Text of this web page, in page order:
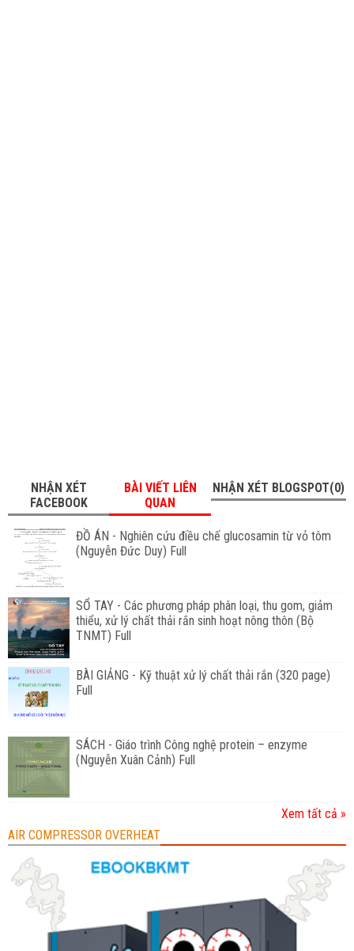
NHẬN XÉT
FACEBOOK
BÀI VIẾT LIÊN
QUAN
NHẬN XÉT BLOGSPOT(0)
ĐỒ ÁN - Nghiên cứu điều chế glucosamin từ vỏ tôm
(Nguyễn Đức Duy) Full
SỔ TAY - Các phương pháp phân loại, thu gom, giảm
thiểu, xử lý chất thải rắn sinh hoạt nông thôn (Bộ
TNMT) Full
BÀI GIẢNG - Kỹ thuật xử lý chất thải rắn (320 page)
Full
SÁCH - Giáo trình Công nghệ protein – enzyme
(Nguyễn Xuân Cảnh) Full
Xem tất cả »
AIR COMPRESSOR OVERHEAT